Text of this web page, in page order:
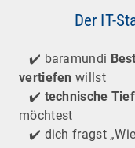
Der IT-
✔️ baramundi
vertiefen willst
✔️ technische
möchtest
✔️ dich fragst